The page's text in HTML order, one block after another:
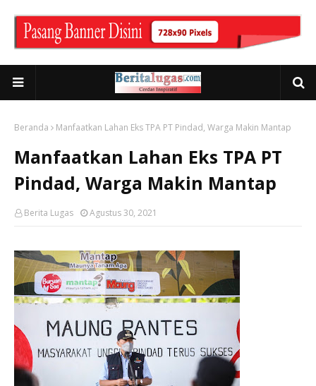
Beranda Manfaatkan Lahan Eks TPA PT Pindad, Warga Makin Mantap
Manfaatkan Lahan Eks TPA PT
Pindad, Warga Makin Mantap
Berita Lugas Agustus 30, 2021